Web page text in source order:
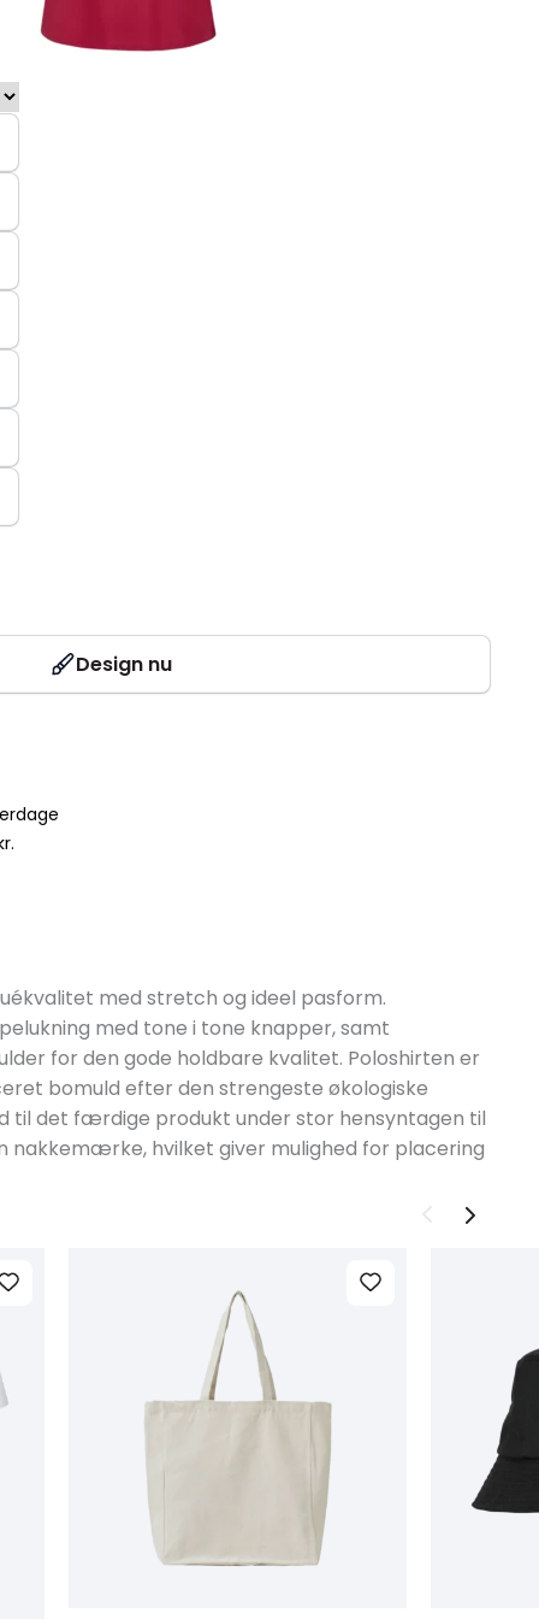
Design nu
med stretch og ideel pasform.
med tone i tone knapper, samt
for den gode holdbare kvalitet. Poloshirten er
bomuld efter den strengeste økologiske
til det færdige produkt under stor hensyntagen til
nakkemærke, hvilket giver mulighed for placering